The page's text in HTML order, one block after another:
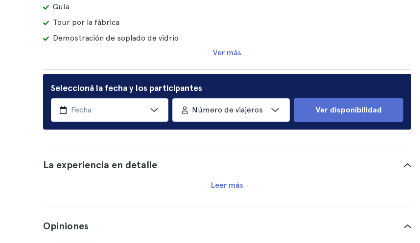
Guía
Tour por la fábrica
Demostración de soplado de vidrio
Ver más
Seleccioná la fecha y los participantes
Número de viajeros Ver disponibilidad
La experiencia en detalle
Leer más
Opiniones